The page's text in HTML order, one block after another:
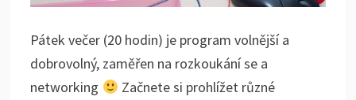
Pátek večer (20 hodin) je program volnější a
dobrovolný, zaměřen na rozkoukání se a
networking
Začnete si prohlížet různé